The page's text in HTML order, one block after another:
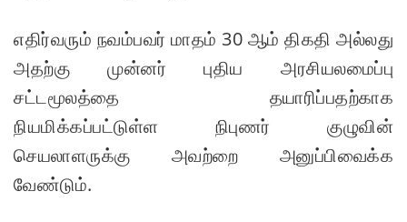
நெடுந்தீவு
அருகே
இந்திய
மீன்பிடிக்
கப்பல்
கவிழ்வு
எதிர்வரும் நவம்பவர் மாதம் 30 ஆம் திகதி அல்லது
அதற்கு முன்னர் புதிய அரசியலமைப்பு
சட்டமூலத்தை தயாரிப்பதற்காக
நியமிக்கப்பட்டுள்ள நிபுணர் குழுவின்
செயலாளருக்கு அவற்றை அனுப்பிவைக்க
வேண்டும்.